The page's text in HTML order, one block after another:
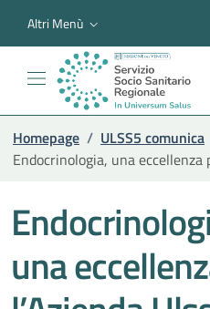
Altri Menù
Homepage / ULSS5 comunica
Endocrinologia, una eccellenza
una